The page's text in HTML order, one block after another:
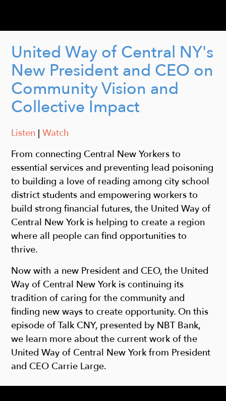
United Way of Central NY's
New President and CEO on
Community Vision and
Collective Impact
Listen |Watch
From connecting Central New Yorkers to
essential services and preventing lead poisoning
to building a love of reading among city school
district students and empowering workers to
build strong financial futures, the United Way of
Central New York is helping to create a region
where all people can find opportunities to
thrive.
Now with a new President and CEO, the United
Way of Central New York is continuing its
tradition of caring for the community and
finding new ways to create opportunity. On this
episode of Talk CNY, presented by NBT Bank,
we learn more about the current work of the
United Way of Central New York from President
and CEO Carrie Large.